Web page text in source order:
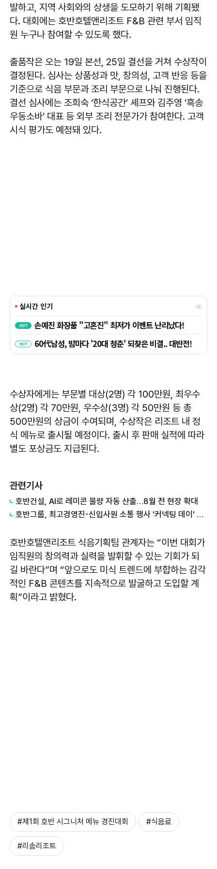
발하고, 지역 사회와의 상생을 도모하기 위해 기획됐
다. 대회에는 호반호텔앤리조트 F&B 관련 부서 임직
원 누구나 참여할 수 있도록 했다.
출품작은 오는 19일 본선, 25일 결선을 거쳐 수상작이
결정된다. 심사는 상품성과 맛, 창의성, 고객 반응 등을
기준으로 식음 부문과 조리 부문으로 나눠 진행된다.
결선 심사에는 조희숙 ‘한식공간’ 셰프와 김주영 ‘흑송
우동소바’ 대표 등 외부 조리 전문가가 참여한다. 고객
시식 평가도 예정돼 있다.
수상자에게는 부문별 대상(2명) 각 100만원, 최우수
상(2명) 각 70만원, 우수상(3명) 각 50만원 등 총
500만원의 상금이 수여되며, 수상작은 리조트 내 정
식 메뉴로 출시될 예정이다. 출시 후 판매 실적에 따라
별도 포상금도 지급된다.
관련기사
호반건설, AI로 레미콘 물량 자동 산출…8월 전 현장 확대
호반그룹, 최고경영진-신입사원 소통 행사 '커넥팅 데이' 개최
호반호텔앤리조트 식음기획팀 관계자는 “이번 대회가
임직원의 창의력과 실력을 발휘할 수 있는 기회가 되
길 바란다”며 “앞으로도 미식 트렌드에 부합하는 감각
적인 F&B 콘텐츠를 지속적으로 발굴하고 도입할 계
획”이라고 밝혔다.
#제1회 호반 시그니처 메뉴 경진대회 #식음료
#리솜리조트